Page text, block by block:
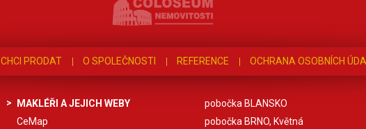
CHCI PRODAT O SPOLEČNOSTI REFERENCE OCHRANA OSOBNÍCH
MAKLÉŘI A JEJICH WEBY
CeMap
pobočka BLANSKO
pobočka BRNO, Květná